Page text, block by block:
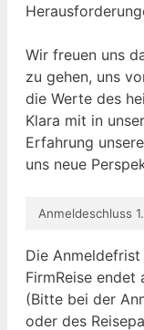
Wir freuen uns
zu gehen, uns
die Werte des
Klara mit in
Erfahrung
uns neue
Anmeldeschluss
Die
FirmReise endet
(Bitte bei der
oder des